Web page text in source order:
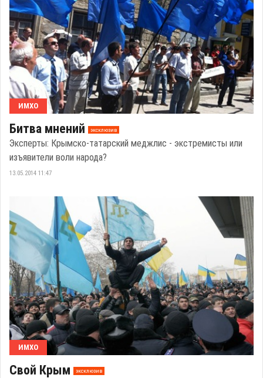
ИМХО
Битва мнений эксклюзив
Эксперты: Крымско-татарский меджлис - экстремисты или
изъявители воли народа?
13.05.2014 11:47
ИМХО
Свой Крым эксклюзив